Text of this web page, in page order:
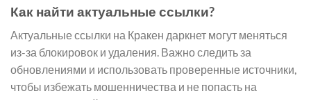
Как найти актуальные ссылки?
Актуальные ссылки на Кракен даркнет могут меняться
из-за блокировок и удаления. Важно следить за
обновлениями и использовать проверенные источники,
чтобы избежать мошенничества и не попасть на